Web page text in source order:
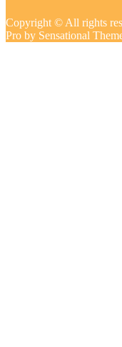
Copyright © All rights
Pro by Sensational